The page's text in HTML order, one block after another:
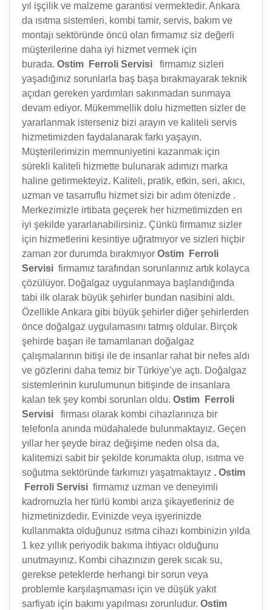
yıl işçilik ve malzeme garantisi vermektedir. Ankara
da ısıtma sistemleri, kombi tamir, servis, bakım ve
montajı sektöründe öncü olan firmamız siz değerli
müşterilerine daha iyi hizmet vermek için
burada. Ostim Ferroli Servisi firmamız sizleri
yaşadığınız sorunlarla baş başa bırakmayarak teknik
açıdan gereken yardımları sakınmadan sunmaya
devam ediyor. Mükemmellik dolu hizmetten sizler de
yararlanmak isterseniz bizi arayın ve kaliteli servis
hizmetimizden faydalanarak farkı yaşayın.
Müşterilerimizin memnuniyetini kazanmak için
sürekli kaliteli hizmette bulunarak adımızı marka
haline getirmekteyiz. Kaliteli, pratik, etkin, seri, akıcı,
uzman ve tasarruflu hizmet sizi bir adım ötenizde .
Merkezimizle irtibata geçerek her hizmetimizden en
iyi şekilde yararlanabilirsiniz. Çünkü firmamız sizler
için hizmetlerini kesintiye uğratmıyor ve sizleri hiçbir
zaman zor durumda bırakmıyor Ostim Ferroli
Servisi firmamız tarafından sorunlarınız artık kolayca
çözülüyor. Doğalgaz uygulanmaya başlandığında
tabi ilk olarak büyük şehirler bundan nasibini aldı.
Özellikle Ankara gibi büyük şehirler diğer şehirlerden
önce doğalgaz uygulamasını tatmış oldular. Birçok
şehirde başarı ile tamamlanan doğalgaz
çalışmalarının bitişi ile de insanlar rahat bir nefes aldı
ve gözlerini daha temiz bir Türkiye’ye açtı. Doğalgaz
sistemlerinin kurulumunun bitişinde de insanlara
kalan tek şey kombi sorunları oldu. Ostim Ferroli
Servisi firması olarak kombi cihazlarınıza bir
telefonla anında müdahalede bulunmaktayız. Geçen
yıllar her şeyde biraz değişime neden olsa da,
kalitemizi sabit bir şekilde korumakta olup, ısıtma ve
soğutma sektöründe farkımızı yaşatmaktayız . Ostim
Ferroli Servisi firmamız uzman ve deneyimli
kadromuzla her türlü kombi arıza şikayetleriniz de
hizmetinizdedir. Evinizde veya işyerinizde
kullanmakta olduğunuz ısıtma cihazı kombinizin yılda
1 kez yıllık periyodik bakıma ihtiyacı olduğunu
unutmayınız. Kombi cihazınızın gerek sıcak su,
gerekse peteklerde herhangi bir sorun veya
problemle karşılaşmaması için ve düşük yakıt
sarfiyatı için bakımı yapılması zorunludur. Ostim